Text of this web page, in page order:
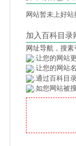
网站暂未上好站
加入百科目录
网址导航 ，搜
.让您的网站
.让您的网站
.通过百科目
.如您网站被